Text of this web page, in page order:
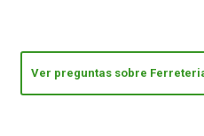
Ver preguntas sobre